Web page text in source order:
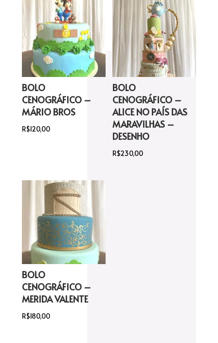
BOLO
CENOGRÁFICO –
MÁRIO BROS
R$120,00
BOLO
CENOGRÁFICO –
ALICE NO PAÍS DAS
MARAVILHAS –
DESENHO
R$230,00
BOLO
CENOGRÁFICO –
MERIDA VALENTE
R$180,00